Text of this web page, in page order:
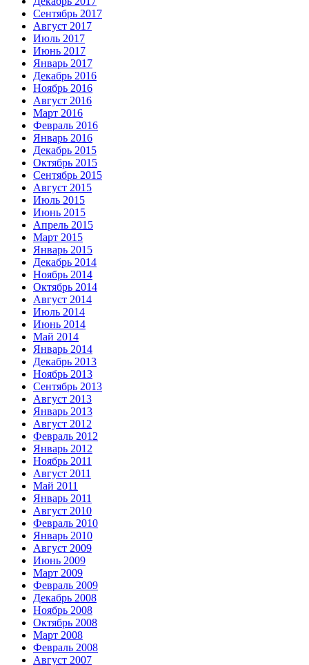
Сентябрь 2017
Август 2017
Июль 2017
Июнь 2017
Январь 2017
Декабрь 2016
Ноябрь 2016
Август 2016
Март 2016
Февраль 2016
Январь 2016
Декабрь 2015
Октябрь 2015
Сентябрь 2015
Август 2015
Июль 2015
Июнь 2015
Апрель 2015
Март 2015
Январь 2015
Декабрь 2014
Ноябрь 2014
Октябрь 2014
Август 2014
Июль 2014
Июнь 2014
Май 2014
Январь 2014
Декабрь 2013
Ноябрь 2013
Сентябрь 2013
Август 2013
Январь 2013
Август 2012
Февраль 2012
Январь 2012
Ноябрь 2011
Август 2011
Май 2011
Январь 2011
Август 2010
Февраль 2010
Январь 2010
Август 2009
Июнь 2009
Март 2009
Февраль 2009
Декабрь 2008
Ноябрь 2008
Октябрь 2008
Март 2008
Февраль 2008
Август 2007